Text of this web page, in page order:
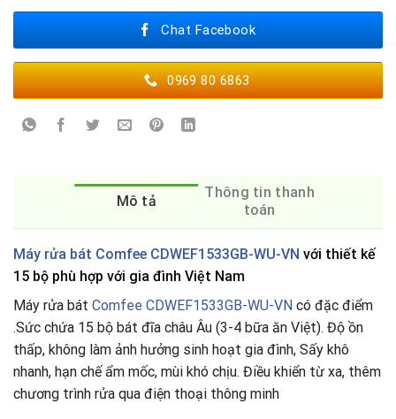
Chat Facebook
0969 80 6863
Mô tả
Thông tin thanh
toán
Máy rửa bát Comfee CDWEF1533GB-WU-VN với thiết kế
15 bộ phù hợp với gia đình Việt Nam
Máy rửa bát Comfee CDWEF1533GB-WU-VN có đặc điểm
.Sức chứa 15 bộ bát đĩa châu Âu (3-4 bữa ăn Việt). Độ ồn
thấp, không làm ảnh hưởng sinh hoạt gia đình, Sấy khô
nhanh, hạn chế ẩm mốc, mùi khó chịu. Điều khiển từ xa, thêm
chương trình rửa qua điện thoại thông minh